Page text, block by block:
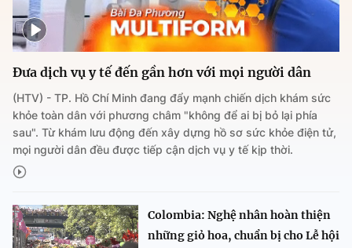
Đưa dịch vụ y tế đến gần hơn với mọi người dân
(HTV) - TP. Hồ Chí Minh đang đẩy mạnh chiến dịch khám sức
khỏe toàn dân với phương châm "không để ai bị bỏ lại phía
sau". Từ khám lưu động đến xây dựng hồ sơ sức khỏe điện tử,
mọi người dân đều được tiếp cận dịch vụ y tế kịp thời.
Colombia: Nghệ nhân hoàn thiện
những giỏ hoa, chuẩn bị cho Lễ hội